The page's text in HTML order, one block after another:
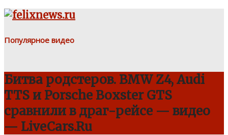
Популярное видео
Битва родстеров. BMW Z4, Audi
TTS и Porsche Boxster GTS
сравнили в драг-рейсе — видео
— LiveCars.Ru